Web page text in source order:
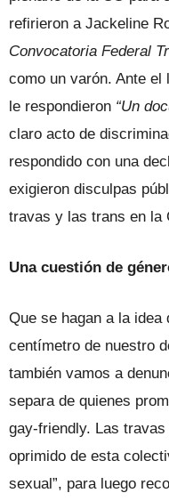
refirieron a Jackeline
Convocatoria Federal
como un varón. Ante el
le respondieron “Un
claro acto de
respondido con una
exigieron disculpas
travas y las trans en la
Una cuestión de
Que se hagan a la idea
centímetro de nuestro
también vamos a
separa de quienes
gay-friendly. Las
oprimido de esta
sexual”, para luego